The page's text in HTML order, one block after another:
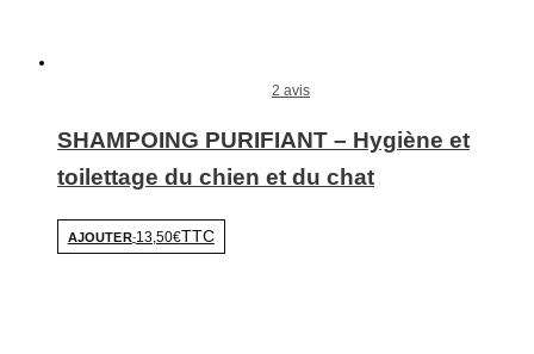
2 avis
SHAMPOING PURIFIANT – Hygiène et
toilettage du chien et du chat
AJOUTER-13,50€TTC